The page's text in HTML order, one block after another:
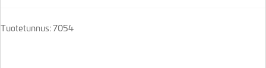
Tuotetunnus: 7054